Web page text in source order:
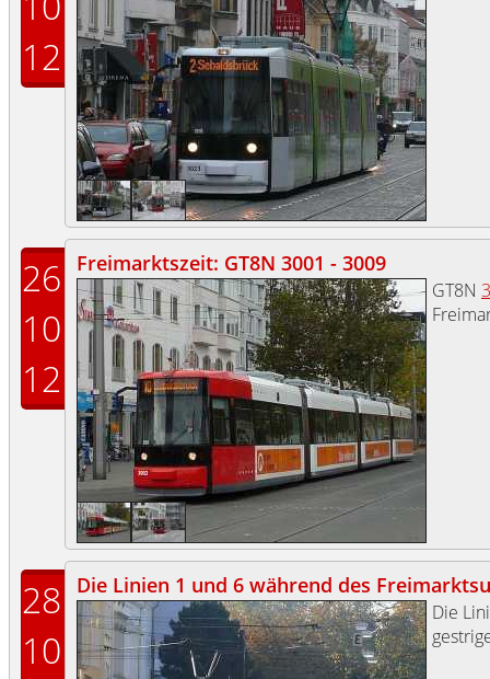
12
26
10
12
Freimarktszeit: GT8N 3001 - 3009
GT8N
28
10
Die Linien 1 und 6 während des
Die